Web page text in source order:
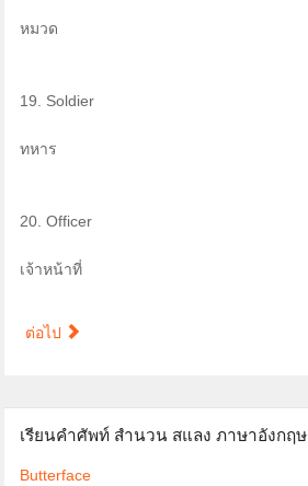
หมวด
19. Soldier
ทหาร
20. Officer
เจ้าหน้าที่
ต่อไป
เรียนคำศัพท์ สำนวน สแลง ภาษาอังกฤษ
Butterface